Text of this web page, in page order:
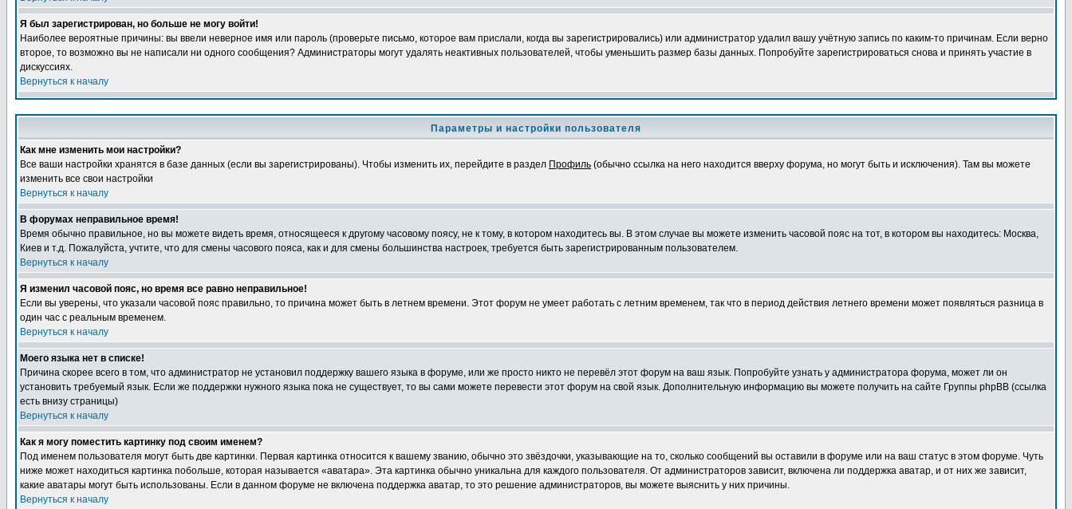
Я был зарегистрирован, но больше не могу войти!
Наиболее вероятные причины: вы ввели неверное имя или пароль (проверьте письмо, которое вам прислали, когда вы зарегистрировались) или администратор удалил вашу учётную запись по каким-то причинам. Если верно
второе, то возможно вы не написали ни одного сообщения? Администраторы могут удалять неактивных пользователей, чтобы уменьшить размер базы данных. Попробуйте зарегистрироваться снова и принять участие в
дискуссиях.
Вернуться к началу
Параметры и настройки пользователя
Как мне изменить мои настройки?
Все ваши настройки хранятся в базе данных (если вы зарегистрированы). Чтобы изменить их, перейдите в раздел Профиль (обычно ссылка на него находится вверху форума, но могут быть и исключения). Там вы можете
изменить все свои настройки
Вернуться к началу
В форумах неправильное время!
Время обычно правильное, но вы можете видеть время, относящееся к другому часовому поясу, не к тому, в котором находитесь вы. В этом случае вы можете изменить часовой пояс на тот, в котором вы находитесь: Москва,
Киев и т.д. Пожалуйста, учтите, что для смены часового пояса, как и для смены большинства настроек, требуется быть зарегистрированным пользователем.
Вернуться к началу
Я изменил часовой пояс, но время все равно неправильное!
Если вы уверены, что указали часовой пояс правильно, то причина может быть в летнем времени. Этот форум не умеет работать с летним временем, так что в период действия летнего времени может появляться разница в
один час с реальным временем.
Вернуться к началу
Моего языка нет в списке!
Причина скорее всего в том, что администратор не установил поддержку вашего языка в форуме, или же просто никто не перевёл этот форум на ваш язык. Попробуйте узнать у администратора форума, может ли он
установить требуемый язык. Если же поддержки нужного языка пока не существует, то вы сами можете перевести этот форум на свой язык. Дополнительную информацию вы можете получить на сайте Группы phpBB (ссылка
есть внизу страницы)
Вернуться к началу
Как я могу поместить картинку под своим именем?
Под именем пользователя могут быть две картинки. Первая картинка относится к вашему званию, обычно это звёздочки, указывающие на то, сколько сообщений вы оставили в форуме или на ваш статус в этом форуме. Чуть
ниже может находиться картинка побольше, которая называется «аватара». Эта картинка обычно уникальна для каждого пользователя. От администраторов зависит, включена ли поддержка аватар, и от них же зависит,
какие аватары могут быть использованы. Если в данном форуме не включена поддержка аватар, то это решение администраторов, вы можете выяснить у них причины.
Вернуться к началу